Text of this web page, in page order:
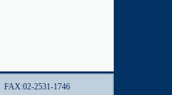
2531-1746